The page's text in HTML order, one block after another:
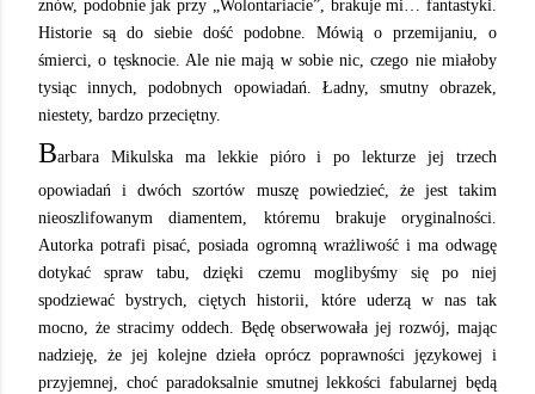
znów, podobnie jak przy „Wolontariacie”, brakuje mi… fantastyki.
Historie są do siebie dość podobne. Mówią o przemijaniu, o
śmierci, o tęsknocie. Ale nie mają w sobie nic, czego nie miałoby
tysiąc innych, podobnych opowiadań. Ładny, smutny obrazek,
niestety, bardzo przeciętny.
Barbara Mikulska ma lekkie pióro i po lekturze jej trzech
opowiadań i dwóch szortów muszę powiedzieć, że jest takim
nieoszlifowanym diamentem, któremu brakuje oryginalności.
Autorka potrafi pisać, posiada ogromną wrażliwość i ma odwagę
dotykać spraw tabu, dzięki czemu moglibyśmy się po niej
spodziewać bystrych, ciętych historii, które uderzą w nas tak
mocno, że stracimy oddech. Będę obserwowała jej rozwój, mając
nadzieję, że jej kolejne dzieła oprócz poprawności językowej i
przyjemnej, choć paradoksalnie smutnej lekkości fabularnej będą